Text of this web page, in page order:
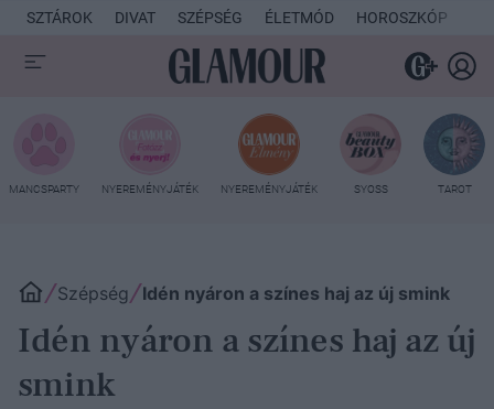
SZTÁROK DIVAT SZÉPSÉG ÉLETMÓD HOROSZKÓP
MANCSPARTY NYEREMÉNYJÁTÉK NYEREMÉNYJÁTÉK SYOSS TAROT
Szépség Idén nyáron a színes haj az új smink
Idén nyáron a színes haj az új
smink